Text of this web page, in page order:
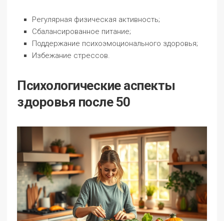
Регулярная физическая активность;
Сбалансированное питание;
Поддержание психоэмоционального здоровья;
Избежание стрессов.
Психологические аспекты
здоровья после 50